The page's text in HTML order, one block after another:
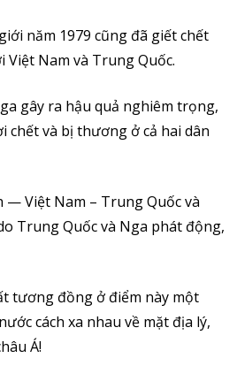
năm 1979 cũng đã giết chết
Nam và Trung Quốc.
gây ra hậu quả nghiêm trọng,
và bị thương ở cả hai dân
— Việt Nam – Trung Quốc và
Trung Quốc và Nga phát động,
tương đồng ở điểm này một
cách xa nhau về mặt địa lý,
Á!